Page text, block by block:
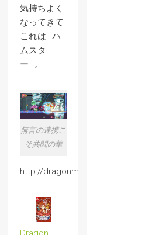
気持ちよく
なってきて
これは…ハ
ムスタ
ー…。
無言の連携こ
そ共闘の華
http://dragonmfd.com/jp/